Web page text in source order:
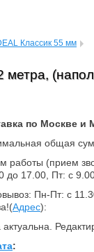
Классик 55 мм
по Москве и
общая
работы (прием
до 17.00, Пт: с
Пн-Пт: с
Адрес):
: